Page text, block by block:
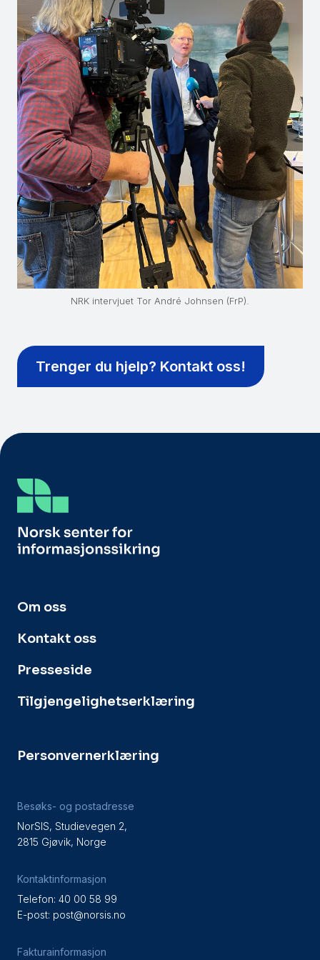
NRK intervjuet Tor André Johnsen (FrP).
Trenger du hjelp? Kontakt oss!
Om oss
Kontakt oss
Presseside
Tilgjengelighetserklæring
Personvernerklæring
Besøks- og postadresse
NorSIS, Studievegen 2,
2815 Gjøvik, Norge
Kontaktinformasjon
Telefon: 40 00 58 99
E-post: post@norsis.no
Fakturainformasjon